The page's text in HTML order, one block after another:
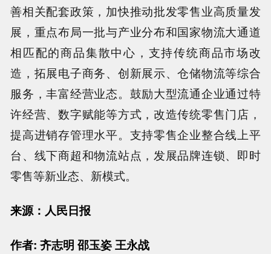
善相关配套政策，加快推动批发零售业高质量发
展，重点布局一批与产业分布和国家物流大通道
相匹配的商品集散中心，支持传统商品市场改
造，拓展电子商务、创新展示、仓储物流等综合
服务，丰富经营业态。鼓励大型流通企业通过特
许经营、数字赋能等方式，改造传统零售门店，
提高进销存管理水平。支持零售企业整合线上平
台、线下商超和物流站点，发展品牌连锁、即时
零售等新业态、新模式。
来源：人民日报
作者: 齐志明 邵玉姿 王永战